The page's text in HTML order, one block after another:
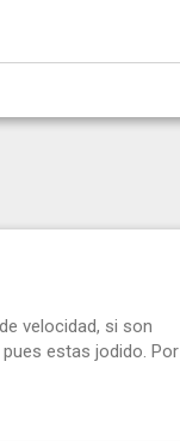
velocidad, si son
estas jodido. Por